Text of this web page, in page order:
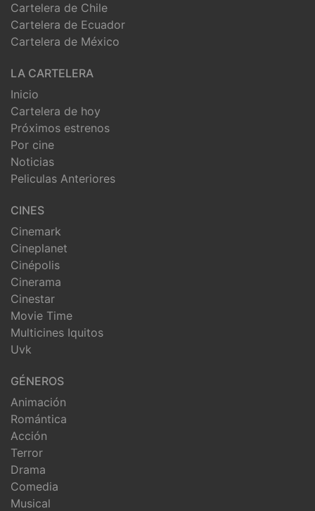
Cartelera de Chile
Cartelera de Ecuador
Cartelera de México
LA CARTELERA
Inicio
Cartelera de hoy
Próximos estrenos
Por cine
Noticias
Peliculas Anteriores
CINES
Cinemark
Cineplanet
Cinépolis
Cinerama
Cinestar
Movie Time
Multicines Iquitos
Uvk
GÉNEROS
Animación
Romántica
Acción
Terror
Drama
Comedia
Musical